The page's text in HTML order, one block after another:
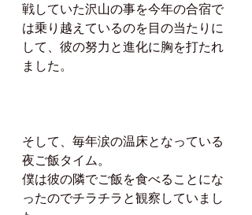
戦していた沢山の事を今年の合宿で
は乗り越えているのを目の当たりに
して、彼の努力と進化に胸を打たれ
ました。
そして、毎年涙の温床となっている
夜ご飯タイム。
僕は彼の隣でご飯を食べることにな
ったのでチラチラと観察していまし